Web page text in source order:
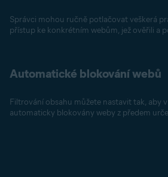
Správci mohou ručně potlačovat veškerá
přístup ke konkrétním webům, jež ověřili a
Automatické blokování webů
Filtrování obsahu můžete nastavit tak, aby
automaticky blokovány weby z předem